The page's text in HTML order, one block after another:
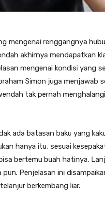
mengenai renggangnya
akhirnya mendapatkan
mengenai kondisi yang
Simon juga menjawab
tak pernah
ada batasan baku yang
hanya itu, sesuai
bertemu buah hatinya.
​Penjelasan ini
berkembang liar.